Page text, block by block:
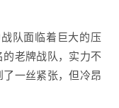
队面临着巨大的压
老牌战队，实力不
一丝紧张，但冷昂